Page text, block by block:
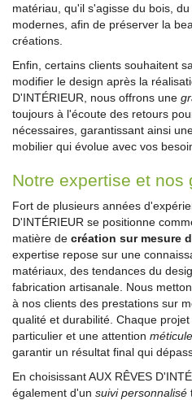
matériau, qu'il s'agisse du bois,
modernes, afin de préserver la
créations.
Enfin, certains clients souhaitent
modifier le design après la
D'INTÉRIEUR, nous offrons une
toujours à l'écoute des retours
nécessaires, garantissant ainsi
mobilier qui évolue avec vos
Notre expertise et nos
Fort de plusieurs années
D'INTÉRIEUR se positionne
matière de création sur mesure
expertise repose sur une
matériaux, des tendances du
fabrication artisanale. Nous
à nos clients des prestations sur
qualité et durabilité. Chaque
particulier et une attention
garantir un résultat final qui
En choisissant AUX RÊVES
également d'un suivi personnalisé